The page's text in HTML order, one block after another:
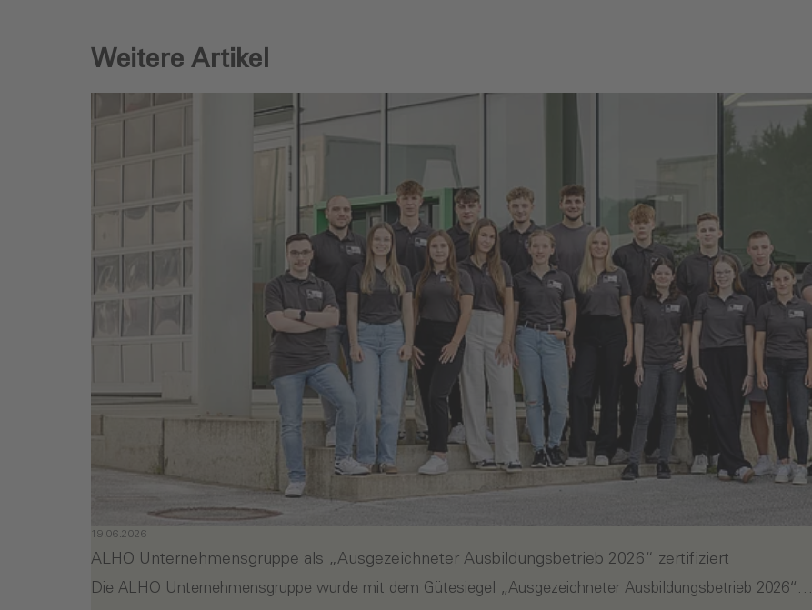
Weitere Artikel
19.06.2026
ALHO Unternehmensgruppe als „Ausgezeichneter Ausbildungsbetrieb 2026“ zertifiziert
Die ALHO Unternehmensgruppe wurde mit dem Gütesiegel „Ausgezeichneter Ausbildungsbetrieb 2026“…